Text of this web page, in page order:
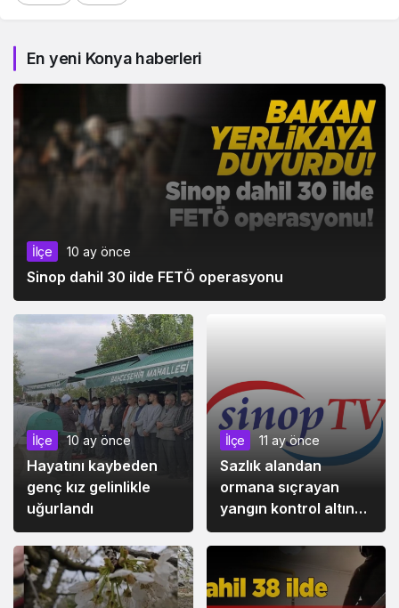
En yeni Konya haberleri
İlçe 10 ay önce
Sinop dahil 30 ilde FETÖ operasyonu
İlçe 10 ay önce
Hayatını kaybeden
genç kız gelinlikle
uğurlandı
İlçe 11 ay önce
Sazlık alandan
ormana sıçrayan
yangın kontrol altına
alındı